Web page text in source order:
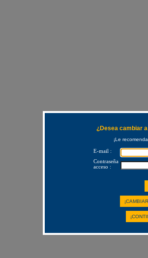
¿Desea cambiar
¡Le
E-mail :
Contraseña
acceso :